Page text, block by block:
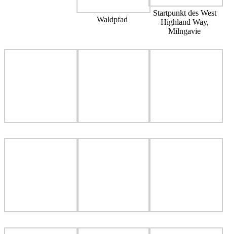
Waldpfad
Startpunkt des West
Highland Way,
Milngavie